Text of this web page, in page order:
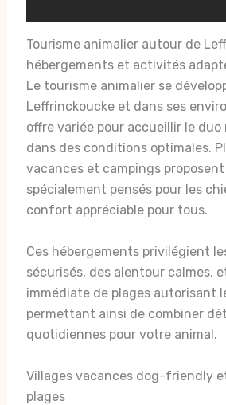
Tourisme animalier autour de
hébergements et activités
Le tourisme animalier se
Leffrinckoucke et dans ses
offre variée pour accueillir le
dans des conditions optimales.
vacances et campings
spécialement pensés pour les
confort appréciable pour tous.
Ces hébergements privilégient
sécurisés, des alentour calmes,
immédiate de plages autorisant
permettant ainsi de combiner
quotidiennes pour votre animal.
Villages vacances dog-friendly
plages